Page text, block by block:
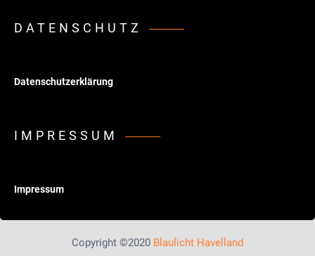
DATENSCHUTZ
Datenschutzerklärung
IMPRESSUM
Impressum
Copyright ©2020 Blaulicht Havelland